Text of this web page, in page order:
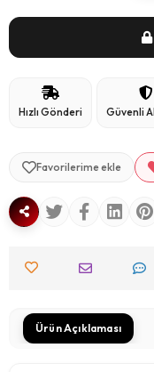
Hızlı Gönderi Güvenli
Favorilerime ekle
Ürün Açıklaması